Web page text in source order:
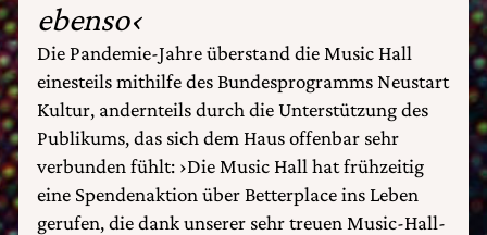
ebenso‹
Die Pandemie-Jahre überstand die Music Hall
einesteils mithilfe des Bundesprogramms Neustart
Kultur, andernteils durch die Unterstützung des
Publikums, das sich dem Haus offenbar sehr
verbunden fühlt: ›Die Music Hall hat frühzeitig
eine Spendenaktion über Betterplace ins Leben
gerufen, die dank unserer sehr treuen Music-Hall-